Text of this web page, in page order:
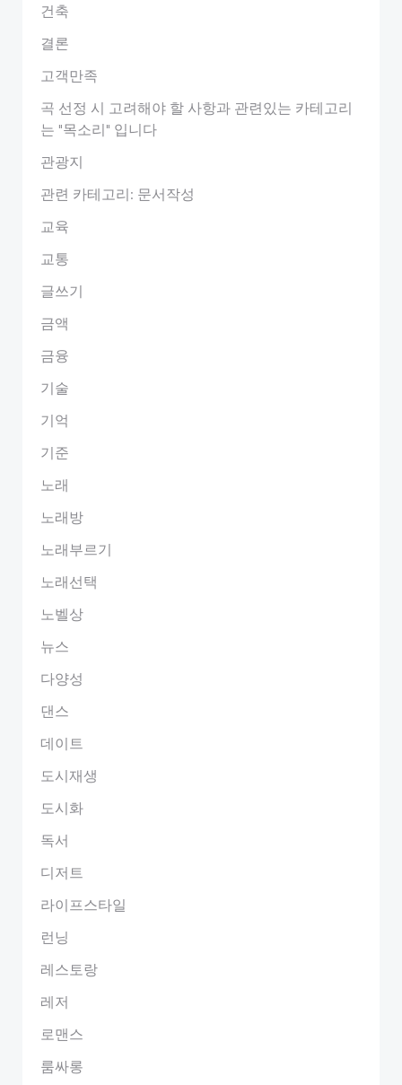
건축
결론
고객만족
곡 선정 시 고려해야 할 사항과 관련있는 카테고리
는 "목소리" 입니다
관광지
관련 카테고리: 문서작성
교육
교통
글쓰기
금액
금융
기술
기억
기준
노래
노래방
노래부르기
노래선택
노벨상
뉴스
다양성
댄스
데이트
도시재생
도시화
독서
디저트
라이프스타일
런닝
레스토랑
레저
로맨스
룸싸롱